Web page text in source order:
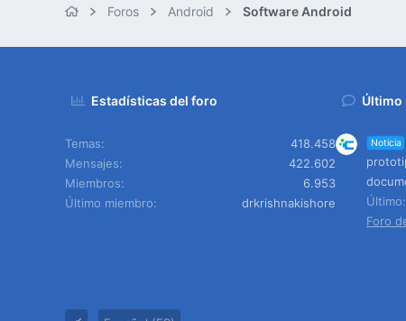
Foros Android Software Android
Estadísticas del foro
Temas
418.458
Mensajes
422.602
Miembros
6.953
Último miembro
drkrishnakishore
Último
Noticia
Foro